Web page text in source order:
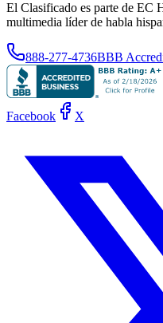
El Clasificado es parte de EC
multimedia líder de habla
888-277-4736BBB
Facebook X